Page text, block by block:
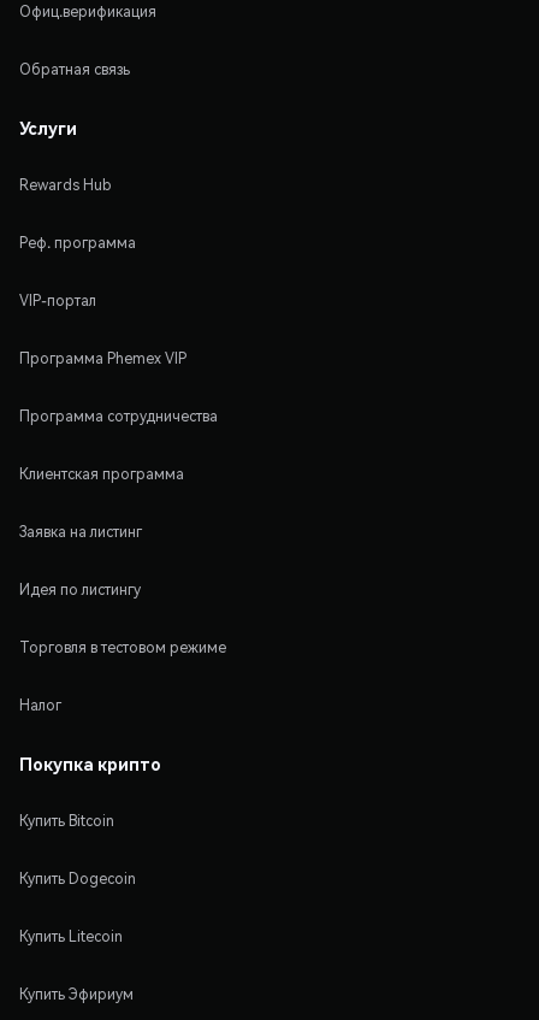
Офиц.верификация
Обратная связь
Услуги
Rewards Hub
Реф. программа
VIP-портал
Программа Phemex VIP
Программа сотрудничества
Клиентская программа
Заявка на листинг
Идея по листингу
Торговля в тестовом режиме
Налог
Покупка крипто
Купить Bitcoin
Купить Dogecoin
Купить Litecoin
Купить Эфириум